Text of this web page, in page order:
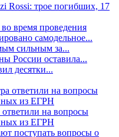
Rossi: трое погибших, 17
время проведения
самодельное...
сильным за...
России оставила...
десятки...
ответили на вопросы
из ЕГРН
поступать вопросы о